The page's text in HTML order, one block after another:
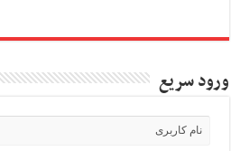
ورود سریع